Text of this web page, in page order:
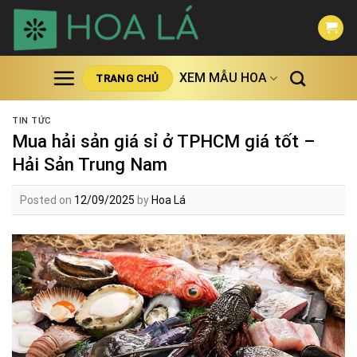
Skip
content
TRANG CHỦ XEM MẪU HOA
TIN TỨC
Mua hải sản giá sỉ ở TPHCM giá tốt –
Hải Sản Trung Nam
Posted on 12/09/2025 by Hoa Lá